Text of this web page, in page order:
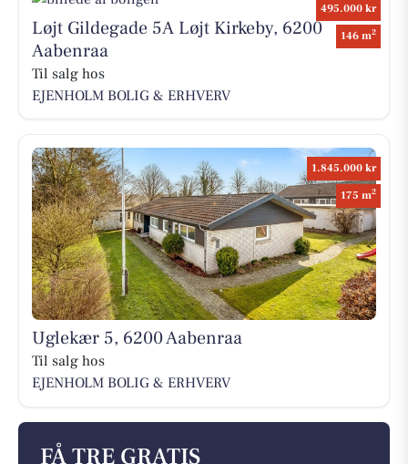
495.000 kr
146 m2
Løjt Gildegade 5A Løjt Kirkeby, 6200
Aabenraa
Til salg hos
EJENHOLM BOLIG & ERHVERV
1.845.000 kr
175 m2
Uglekær 5, 6200 Aabenraa
Til salg hos
EJENHOLM BOLIG & ERHVERV
FÅ TRE GRATIS